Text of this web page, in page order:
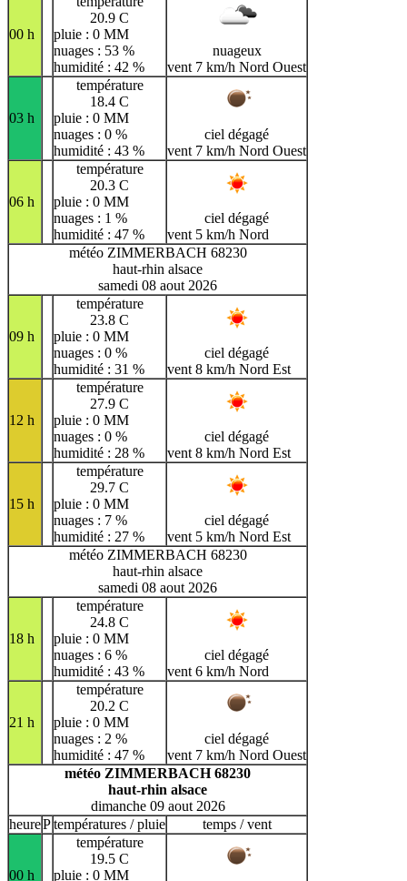
00 h
20.9 C
pluie : 0 MM
nuages : 53 %
humidité : 42 %
nuageux
vent 7 km/h Nord Ouest
03 h
température
18.4 C
pluie : 0 MM
nuages : 0 %
humidité : 43 %
ciel dégagé
vent 7 km/h Nord Ouest
06 h
température
20.3 C
pluie : 0 MM
nuages : 1 %
humidité : 47 %
ciel dégagé
vent 5 km/h Nord
météo ZIMMERBACH 68230
haut-rhin alsace
samedi 08 aout 2026
09 h
température
23.8 C
pluie : 0 MM
nuages : 0 %
humidité : 31 %
ciel dégagé
vent 8 km/h Nord Est
12 h
température
27.9 C
pluie : 0 MM
nuages : 0 %
humidité : 28 %
ciel dégagé
vent 8 km/h Nord Est
15 h
température
29.7 C
pluie : 0 MM
nuages : 7 %
humidité : 27 %
ciel dégagé
vent 5 km/h Nord Est
météo ZIMMERBACH 68230
haut-rhin alsace
samedi 08 aout 2026
18 h
température
24.8 C
pluie : 0 MM
nuages : 6 %
humidité : 43 %
ciel dégagé
vent 6 km/h Nord
21 h
température
20.2 C
pluie : 0 MM
nuages : 2 %
humidité : 47 %
ciel dégagé
vent 7 km/h Nord Ouest
météo ZIMMERBACH 68230
haut-rhin alsace
dimanche 09 aout 2026
heurePtempératures / pluie temps / vent
00 h
température
19.5 C
pluie : 0 MM